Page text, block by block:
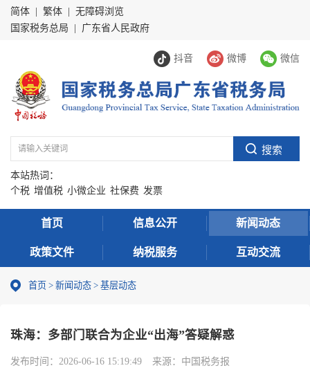
简体 繁体
无障碍浏览
国家税务总局
广东省人民政府
抖音 微博 微信
本站热词：
个税 增值税 小微企业 社保费 发票
首页 信息公开 新闻动态
政策文件 纳税服务 互动交流
首页 > 新闻动态 > 基层动态
珠海：多部门联合为企业“出海”答疑解惑
发布时间： 2026-06-16 15:19:49 来源： 中国税务报